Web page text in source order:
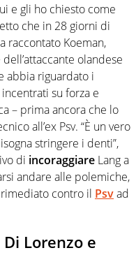
e gli ho chiesto come
che in 28 giorni di
raccontato Koeman,
olandese
abbia riguardato i
su forza e
– prima ancora che lo
all’ex Psv. “È un vero
stringere i denti”,
di incoraggiare Lang a
andare alle polemiche,
contro il Psvad
Lorenzo e